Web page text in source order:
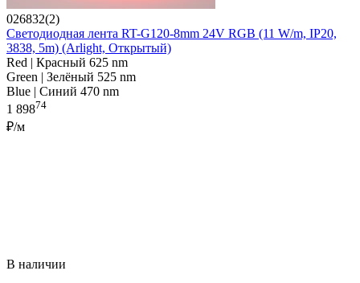
026832(2)
Светодиодная лента RT-G120-8mm 24V RGB (11 W/m, IP20,
3838, 5m) (Arlight, Открытый)
Red | Красный 625 nm
Green | Зелёный 525 nm
Blue | Синий 470 nm
1 89874
₽/м
В наличии